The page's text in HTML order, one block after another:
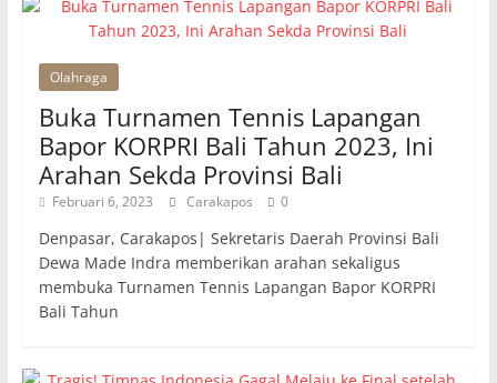
Olahraga
Buka Turnamen Tennis Lapangan
Bapor KORPRI Bali Tahun 2023, Ini
Arahan Sekda Provinsi Bali
Februari 6, 2023 Carakapos 0
Denpasar, Carakapos| Sekretaris Daerah Provinsi Bali
Dewa Made Indra memberikan arahan sekaligus
membuka Turnamen Tennis Lapangan Bapor KORPRI
Bali Tahun